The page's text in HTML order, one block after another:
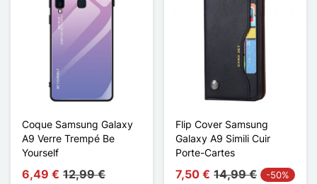
Coque Samsung Galaxy
A9 Verre Trempé Be
Yourself
6,49 € 12,99 €
Flip Cover Samsung
Galaxy A9 Simili Cuir
Porte-Cartes
7,50 € 14,99 € -50%